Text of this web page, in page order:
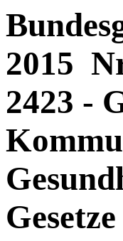
2015
2423 -
Gesetze